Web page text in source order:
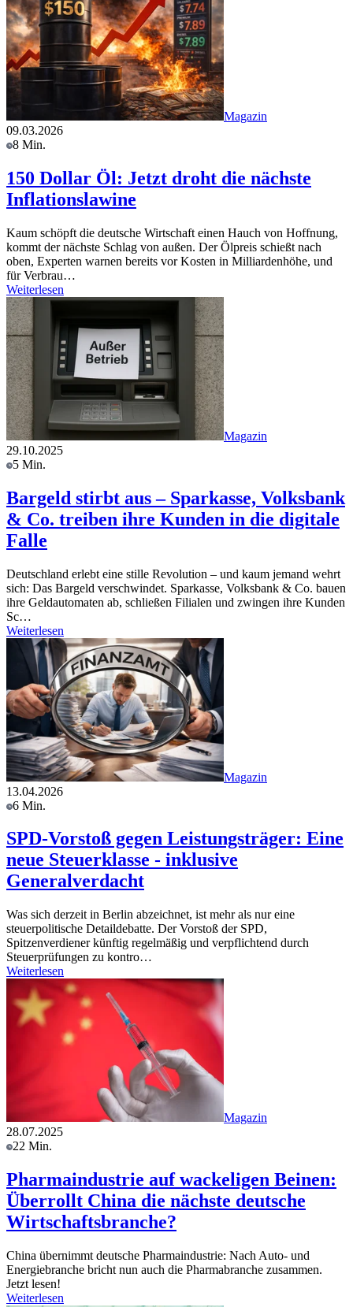
Magazin
09.03.2026
8 Min.
150 Dollar Öl: Jetzt droht die nächste
Inflationslawine
Kaum schöpft die deutsche Wirtschaft einen Hauch von Hoffnung,
kommt der nächste Schlag von außen. Der Ölpreis schießt nach
oben, Experten warnen bereits vor Kosten in Milliardenhöhe, und
für Verbrau…
Weiterlesen
Magazin
29.10.2025
5 Min.
Bargeld stirbt aus – Sparkasse, Volksbank
& Co. treiben ihre Kunden in die digitale
Falle
Deutschland erlebt eine stille Revolution – und kaum jemand wehrt
sich: Das Bargeld verschwindet. Sparkasse, Volksbank & Co. bauen
ihre Geldautomaten ab, schließen Filialen und zwingen ihre Kunden
Sc…
Weiterlesen
Magazin
13.04.2026
6 Min.
SPD-Vorstoß gegen Leistungsträger: Eine
neue Steuerklasse - inklusive
Generalverdacht
Was sich derzeit in Berlin abzeichnet, ist mehr als nur eine
steuerpolitische Detaildebatte. Der Vorstoß der SPD,
Spitzenverdiener künftig regelmäßig und verpflichtend durch
Steuerprüfungen zu kontro…
Weiterlesen
Magazin
28.07.2025
22 Min.
Pharmaindustrie auf wackeligen Beinen:
Überrollt China die nächste deutsche
Wirtschaftsbranche?
China übernimmt deutsche Pharmaindustrie: Nach Auto- und
Energiebranche bricht nun auch die Pharmabranche zusammen.
Jetzt lesen!
Weiterlesen